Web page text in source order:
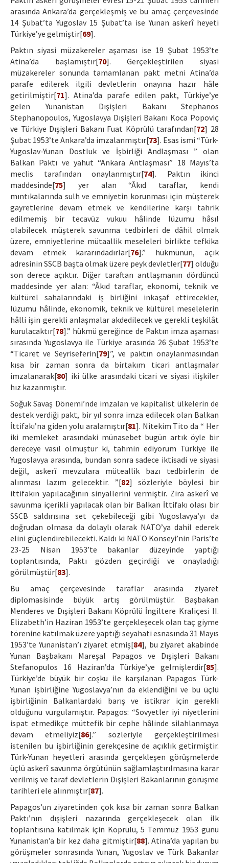
arasında Ankara’da gerçekleşmiş ve bu amaç çerçevesinde
14 Şubat’ta Yugoslav 15 Şubat’ta ise Yunan askerî heyeti
Türkiye’ye gelmiştir[69].
Paktın siyasi müzakereler aşaması ise 19 Şubat 1953’te
Atina’da başlamıştır[70]. Gerçekleştirilen siyasi
müzakereler sonunda tamamlanan pakt metni Atina’da
parafe edilerek ilgili devletlerin onayına hazır hâle
getirilmiştir[71]. Atina’da parafe edilen pakt, Türkiye’ye
gelen Yunanistan Dışişleri Bakanı Stephanos
Stephanopoulos, Yugoslavya Dışişleri Bakanı Koca Popoviç
ve Türkiye Dışişleri Bakanı Fuat Köprülü tarafından[72] 28
Şubat 1953’te Ankara’da imzalanmıştır[73]. Esas ismi “Türk-
Yugoslav-Yunan Dostluk ve İşbirliği Andlaşması ” olan
Balkan Paktı ve yahut “Ankara Antlaşması” 18 Mayıs’ta
meclis tarafından onaylanmıştır[74]. Paktın ikinci
maddesinde[75] yer alan “Âkıd taraflar, kendi
mıntıkalarında sulh ve emniyetin korunması için müşterek
gayretlerine devam etmek ve kendilerine karşı tahrik
edilmemiş bir tecavüz vukuu hâlinde lüzumu hâsıl
olabilecek müşterek savunma tedbirleri de dâhil olmak
üzere, emniyetlerine mütaallik meseleleri birlikte tefkika
devam etmek kararındadırlar[76].” hükmünün, açık
adresinin SSCB başta olmak üzere peyk devletler[77] olduğu
son derece açıktır. Diğer taraftan antlaşmanın dördüncü
maddesinde yer alan: “Âkıd taraflar, ekonomi, teknik ve
kültürel sahalarındaki iş birliğini inkaşaf ettirecekler,
lüzumu hâlinde, ekonomik, teknik ve kültürel meselelerin
hâlli işin gerekli anlaşmalar akdedilecek ve gerekli teşkilât
kurulacaktır[78].” hükmü gereğince de Paktın imza aşaması
sırasında Yugoslavya ile Türkiye arasında 26 Şubat 1953’te
“Ticaret ve Seyriseferin[79]”, ve paktın onaylanmasından
kısa bir zaman sonra da birtakım ticari antlaşmalar
imzalanarak[80] iki ülke arasındaki ticari ve siyasi ilişkiler
hız kazanmıştır.
Soğuk Savaş Dönemi’nde imzalan ve kapitalist ülkelerin de
destek verdiği pakt, bir yıl sonra imza edilecek olan Balkan
İttifakı’na giden yolu aralamıştır[81]. Nitekim Tito da “ Her
iki memleket arasındaki münasebet bugün artık öyle bir
dereceye vasıl olmuştur ki, tahmin ediyorum Türkiye ile
Yugoslavya arasında, bundan sonra sadece iktisadi ve siyasi
değil, askerî mevzulara müteallik bazı tedbirlerin de
alınması lazım gelecektir. ”[82] sözleriyle böylesi bir
ittifakın yapılacağının sinyallerini vermiştir. Zira askerî ve
savunma içerikli yapılacak olan bir Balkan İttifakı olası bir
SSCB saldırısına set çekebileceği gibi Yugoslavya’yı da
doğrudan olmasa da dolaylı olarak NATO’ya dahil ederek
elini güçlendirebilecekti. Kaldı ki NATO Konseyi’nin Paris’te
23-25 Nisan 1953’te bakanlar düzeyinde yaptığı
toplantısında, Paktı gözden geçirdiği ve onayladığı
görülmüştür[83].
Bu amaç çerçevesinde taraflar arasında ziyaret
diplomasisinde büyük artış görülmüştür. Başbakan
Menderes ve Dışişleri Bakanı Köprülü İngiltere Kraliçesi II.
Elizabeth’in Haziran 1953’te gerçekleşecek olan taç giyme
törenine katılmak üzere yaptığı seyahati esnasında 31 Mayıs
1953’te Yunanistan’ı ziyaret etmiş[84], bu ziyaret akabinde
Yunan Başbakanı Mareşal Papagos ve Dışişleri Bakanı
Stefanopulos 16 Haziran’da Türkiye’ye gelmişlerdir[85].
Türkiye’de büyük bir coşku ile karşılanan Papagos Türk-
Yunan işbirliğine Yugoslavya’nın da eklendiğini ve bu üçlü
işbirliğinin Balkanlardaki barış ve istikrar için gerekli
olduğunu vurgulamıştır. Papagos: “Sovyetler iyi niyetlerini
ispat etmedikçe müttefik bir cephe hâlinde silahlanmaya
devam etmeliyiz[86].” sözleriyle gerçekleştirilmesi
istenilen bu işbirliğinin gerekçesine de açıklık getirmiştir.
Türk-Yunan heyetleri arasında gerçekleşen görüşmelerde
üçlü askerî savunma örgütünün sağlamlaştırılmasına karar
verilmiş ve taraf devletlerin Dışişleri Bakanlarının görüşme
tarihleri ele alınmıştır[87].
Papagos’un ziyaretinden çok kısa bir zaman sonra Balkan
Paktı’nın dışişleri nazarında gerçekleşecek olan ilk
toplantısına katılmak için Köprülü, 5 Temmuz 1953 günü
Yunanistan’a bir kez daha gitmiştir[88]. Atina’da yapılan bu
görüşmeler sonrasında Yunan, Yugoslav ve Türk Bakanlar